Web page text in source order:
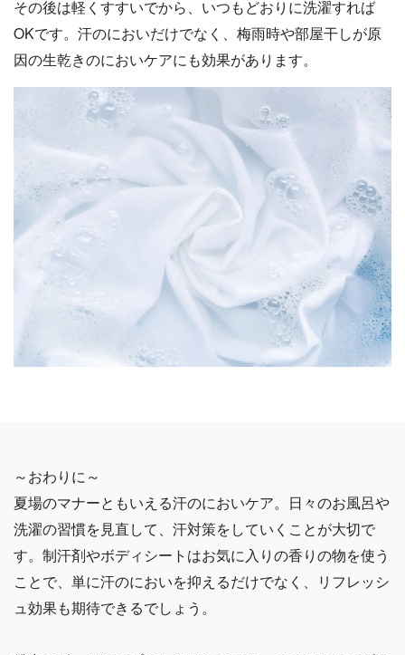
その後は軽くすすいでから、いつもどおりに洗濯すれば
OKです。汗のにおいだけでなく、梅雨時や部屋干しが原
因の生乾きのにおいケアにも効果があります。
～おわりに～
夏場のマナーともいえる汗のにおいケア。日々のお風呂や
洗濯の習慣を見直して、汗対策をしていくことが大切で
す。制汗剤やボディシートはお気に入りの香りの物を使う
ことで、単に汗のにおいを抑えるだけでなく、リフレッシ
ュ効果も期待できるでしょう。